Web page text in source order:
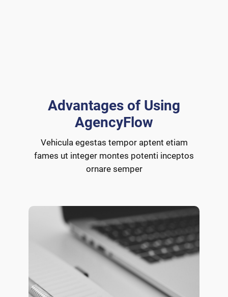
Advantages of Using
AgencyFlow
Vehicula egestas tempor aptent etiam
fames ut integer montes potenti inceptos
ornare semper